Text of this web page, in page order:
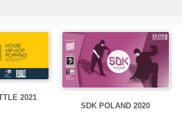
2021
SDK POLAND 2020